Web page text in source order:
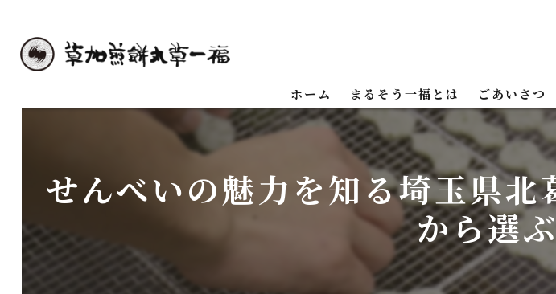
ホーム まるそう一福とは ごあいさつ
せんべいの魅力を知る埼玉県
から選